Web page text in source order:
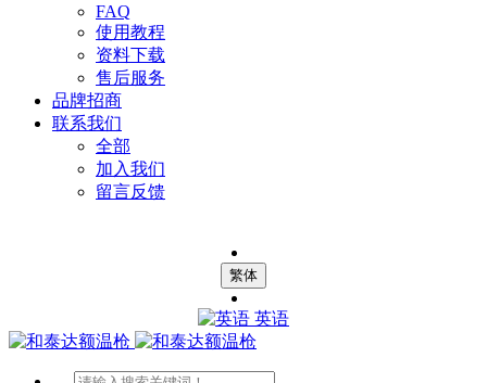
FAQ
使用教程
资料下载
售后服务
品牌招商
联系我们
全部
加入我们
留言反馈
繁体
英语